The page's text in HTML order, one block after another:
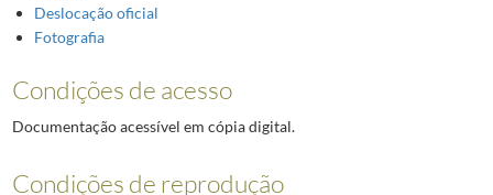
Deslocação oficial
Fotografia
Condições de acesso
Documentação acessível em cópia digital.
Condições de reprodução